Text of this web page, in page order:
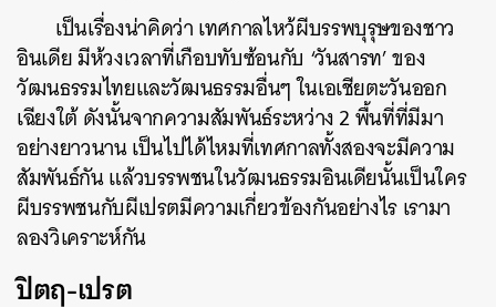
เป็นเรื่องน่าคิดว่า เทศกาลไหว้ผีบรรพบุรุษของชาว
อินเดีย มีห้วงเวลาที่เกือบทับซ้อนกับ ‘วันสารท’ ของ
วัฒนธรรมไทยและวัฒนธรรมอื่นๆ ในเอเชียตะวันออก
เฉียงใต้ ดังนั้นจากความสัมพันธ์ระหว่าง 2 พื้นที่ที่มีมา
อย่างยาวนาน เป็นไปได้ไหมที่เทศกาลทั้งสองจะมีความ
สัมพันธ์กัน แล้วบรรพชนในวัฒนธรรมอินเดียนั้นเป็นใคร
ผีบรรพชนกับผีเปรตมีความเกี่ยวข้องกันอย่างไร เรามา
ลองวิเคราะห์กัน
ปิตฤ-เปรต